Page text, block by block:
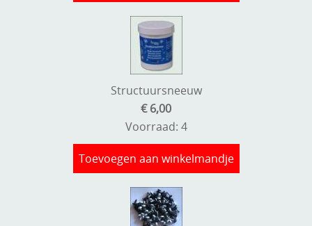
Structuursneeuw
€ 6,00
Voorraad: 4
Toevoegen aan winkelmandje